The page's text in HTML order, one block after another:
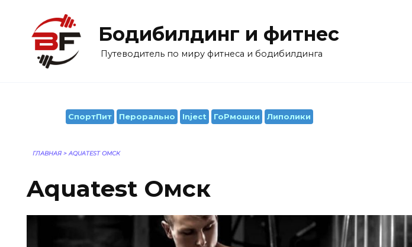
содержанию
Бодибилдинг и фитнес
Путеводитель по миру фитнеса и бодибилдинга
СпортПит Перорально Inject ГоРмошки Липолики
ГЛАВНАЯ > AQUATEST ОМСК
Aquatest Омск